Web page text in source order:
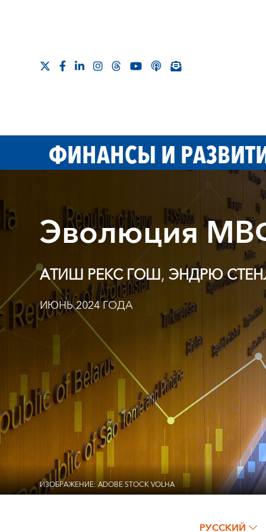
ФИНАНСЫ И
Эволюция
АТИШ РЕКС ГОШ,ЭНДРЮ
ИЮНЬ 2024 ГОДА
ИЗОБРАЖЕНИЕ: ADOBE STOCK VOLHA
РУССКИЙ